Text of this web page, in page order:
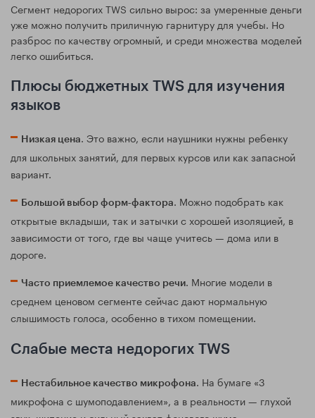
Сегмент недорогих TWS сильно вырос: за умеренные деньги
уже можно получить приличную гарнитуру для учебы. Но
разброс по качеству огромный, и среди множества моделей
легко ошибиться.
Плюсы бюджетных TWS для изучения
языков
Низкая цена. Это важно, если наушники нужны ребенку
для школьных занятий, для первых курсов или как запасной
вариант.
Большой выбор форм‑фактора. Можно подобрать как
открытые вкладыши, так и затычки с хорошей изоляцией, в
зависимости от того, где вы чаще учитесь — дома или в
дороге.
Часто приемлемое качество речи. Многие модели в
среднем ценовом сегменте сейчас дают нормальную
слышимость голоса, особенно в тихом помещении.
Слабые места недорогих TWS
Нестабильное качество микрофона. На бумаге «3
микрофона с шумоподавлением», а в реальности — глухой